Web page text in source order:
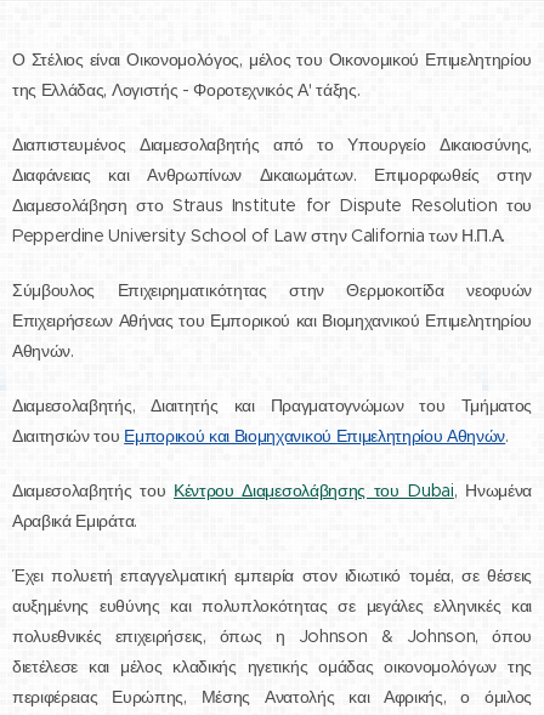
Ο Στέλιος είναι Οικονομολόγος, μέλος του Οικονομικού Επιμελητηρίου
της Ελλάδας, Λογιστής - Φοροτεχνικός Α' τάξης.
Διαπιστευμένος Διαμεσολαβητής από το Υπουργείο Δικαιοσύνης,
Διαφάνειας και Ανθρωπίνων Δικαιωμάτων. Επιμορφωθείς στην
Διαμεσολάβηση στο Straus Institute for Dispute Resolution του
Pepperdine University School of Law στην California των Η.Π.Α.
Σύμβουλος Επιχειρηματικότητας στην Θερμοκοιτίδα νεοφυών
Επιχειρήσεων Αθήνας του Εμπορικού και Βιομηχανικού Επιμελητηρίου
Αθηνών.
Διαμεσολαβητής, Διαιτητής και Πραγματογνώμων του Τμήματος
Διαιτησιών του Εμπορικού και Βιομηχανικού Επιμελητηρίου Αθηνών.
Διαμεσολαβητής του Κέντρου Διαμεσολάβησης του Dubai, Ηνωμένα
Αραβικά Εμιράτα.
Έχει πολυετή επαγγελματική εμπειρία στον ιδιωτικό τομέα, σε θέσεις
αυξημένης ευθύνης και πολυπλοκότητας σε μεγάλες ελληνικές και
πολυεθνικές επιχειρήσεις, όπως η Johnson & Johnson, όπου
διετέλεσε και μέλος κλαδικής ηγετικής ομάδας οικονομολόγων της
περιφέρειας Ευρώπης, Μέσης Ανατολής και Αφρικής, ο όμιλος